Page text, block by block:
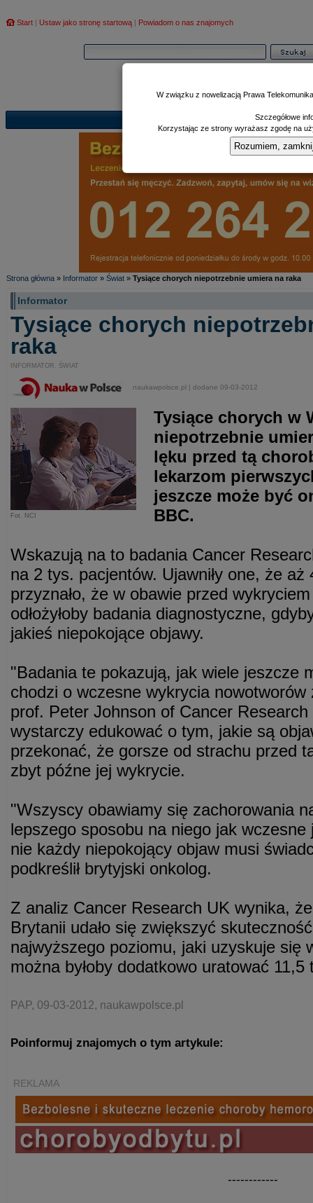
Start | Ustaw jako stronę startową | Powiadom o nas znajomych
Poczekalnia|
Strona główna » Informator » Świat » Tysiące chorych niepotrzebnie umiera na raka
Informator
Tysiące chorych
raka
INFORMATOR. ŚWIAT
naukawpolsce.pl | dodane 09-03-2012
Fot. NCI
Tysiące chorych w
niepotrzebnie
lęku przed tą
lekarzom
jeszcze może być
BBC.
Wskazują na to badania Cancer
na 2 tys. pacjentów. Ujawniły one, że
przyznało, że w obawie przed
odłożyłoby badania diagnostyczne,
jakieś niepokojące objawy.
"Badania te pokazują, jak wiele jeszcze
chodzi o wczesne wykrycia nowotworów
prof. Peter Johnson of Cancer Research
wystarczy edukować o tym, jakie są
przekonać, że gorsze od strachu przed
zbyt późne jej wykrycie.
"Wszyscy obawiamy się zachorowania
lepszego sposobu na niego jak
nie każdy niepokojący objaw musi
podkreślił brytyjski onkolog.
Z analiz Cancer Research UK wynika,
Brytanii udało się zwiększyć
najwyższego poziomu, jaki uzyskuje się
można byłoby dodatkowo uratować
PAP, 09-03-2012, naukawpolsce.pl
Poinformuj znajomych o tym artykule:
REKLAMA
------------
W związku z nowelizacją Prawa
Szczegółowe
Korzystając ze strony wyrażasz zgodę na
Rozumiem,